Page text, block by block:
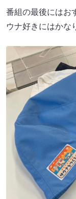
番組の最後にはお
ウナ好きにはかな